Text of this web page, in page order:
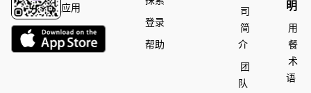
应用
登录
帮助
司
简
介
团
队
明
用
餐
术
语